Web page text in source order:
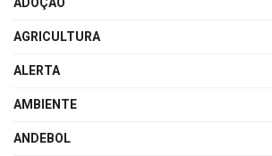
AGRICULTURA
ALERTA
AMBIENTE
ANDEBOL